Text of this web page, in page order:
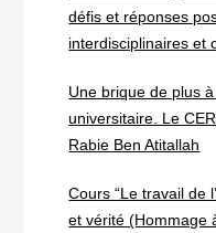
défis et réponses
interdisciplinaires et
Une brique de plus
universitaire. Le
Rabie Ben Atitallah
Cours “Le travail de
et vérité (Hommage